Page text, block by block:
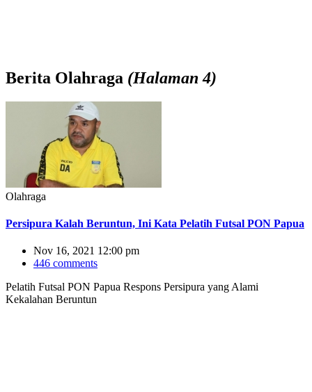
Berita Olahraga (Halaman 4)
Olahraga
Persipura Kalah Beruntun, Ini Kata Pelatih Futsal PON Papua
Nov 16, 2021 12:00 pm
446 comments
Pelatih Futsal PON Papua Respons Persipura yang Alami
Kekalahan Beruntun